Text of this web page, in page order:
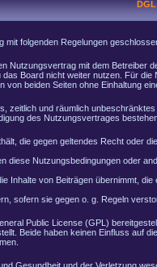
mit folgenden Regelungen
Nutzungsvertrag mit dem
Board nicht weiter nutzen. Für
beiden Seiten ohne Einhaltung
zeitlich und räumlich
des Nutzungsvertrages
die gegen geltendes Recht oder
diese Nutzungsbedingungen oder
Inhalte von Beiträgen übernimmt,
sofern sie gegen o. g. Regeln
Public License (GPL)
Beide haben keinen Einfluss auf